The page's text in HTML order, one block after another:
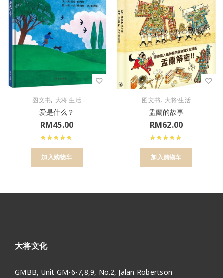
图文书, 大将·生活
爱是什么？
RM45.00
加入购物车
图文书, 大将·生活
盂蘭的故事
RM62.00
加入购物车
大将文化
GMBB, Unit GM-6-7,8,9, No.2, Jalan Robertson